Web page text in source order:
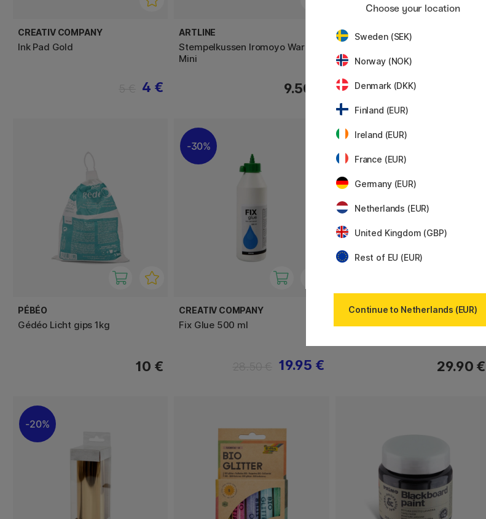
CREATIV COMPANY
Ink Pad Gold
4 €
ARTLINE
Stempelkussen Iromoyo Warabe
Mini
9.50 €
MOXY
opbergdoos
PÉBÉO
Gédéo Licht gips 1kg
10 €
30%
CREATIV COMPANY
Fix Glue 500 ml
19.95 €
ESSDEE
Linoleumkleur Metallic 100 ml x 3
29.90 €
20%
Choose your location
Sweden (SEK)
Norway (NOK)
Denmark (DKK)
Finland (EUR)
Ireland (EUR)
France (EUR)
Germany (EUR)
Netherlands (EUR)
United Kingdom (GBP)
Rest of EU (EUR)
Continue to Netherlands (EUR)